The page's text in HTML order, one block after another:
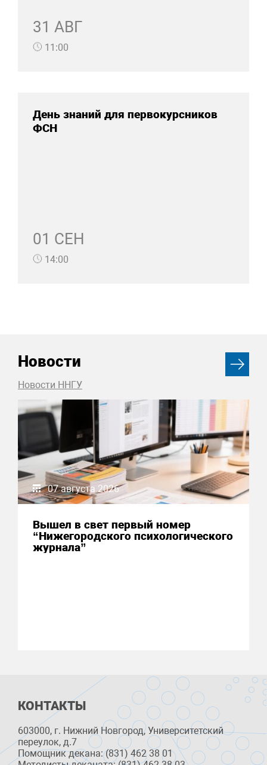
31 АВГ
11:00
День знаний для первокурсников
ФСН
01 СЕН
14:00
Новости
Новости ННГУ
07 августа 2026
Вышел в свет первый номер
“Нижегородского психологического
журнала”
КОНТАКТЫ
603000, г. Нижний Новгород, Университетский
переулок, д.7
Помощник декана: (831) 462 38 01